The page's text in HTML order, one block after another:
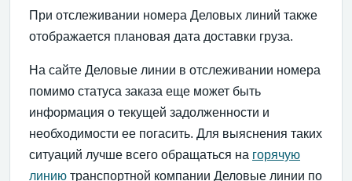
При отслеживании номера Деловых линий также
отображается плановая дата доставки груза.
На сайте Деловые линии в отслеживании номера
помимо статуса заказа еще может быть
информация о текущей задолженности и
необходимости ее погасить. Для выяснения таких
ситуаций лучше всего обращаться на горячую
линию транспортной компании Деловые линии по